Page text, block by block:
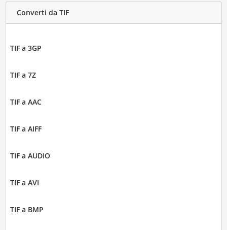
Converti da TIF
TIF a 3GP
TIF a 7Z
TIF a AAC
TIF a AIFF
TIF a AUDIO
TIF a AVI
TIF a BMP